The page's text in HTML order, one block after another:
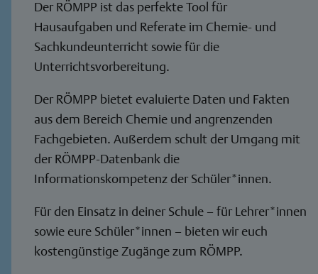
Der RÖMPP ist das perfekte Tool für
Hausaufgaben und Referate im Chemie- und
Sachkundeunterricht sowie für die
Unterrichtsvorbereitung.
Der RÖMPP bietet evaluierte Daten und Fakten
aus dem Bereich Chemie und angrenzenden
Fachgebieten. Außerdem schult der Umgang mit
der RÖMPP-Datenbank die
Informationskompetenz der Schüler*innen.
Für den Einsatz in deiner Schule – für Lehrer*innen
sowie eure Schüler*innen – bieten wir euch
kostengünstige Zugänge zum RÖMPP.